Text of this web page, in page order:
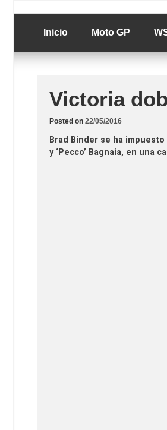
to
contentLucio
luciolopezgp
Inicio Moto GP
Victoria
Posted on 22/05/2016
Brad Binder se ha
y ‘Pecco’ Bagnaia, en una